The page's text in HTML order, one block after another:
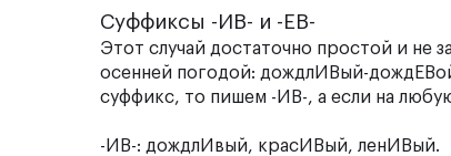
Суффиксы -ИВ- и -ЕВ-
Этот случай достаточно простой и не
осенней погодой: дождлИВый-
суффикс, то пишем -ИВ-, а если на
-ИВ-: дождлИвый, красИВый, ленИВый.